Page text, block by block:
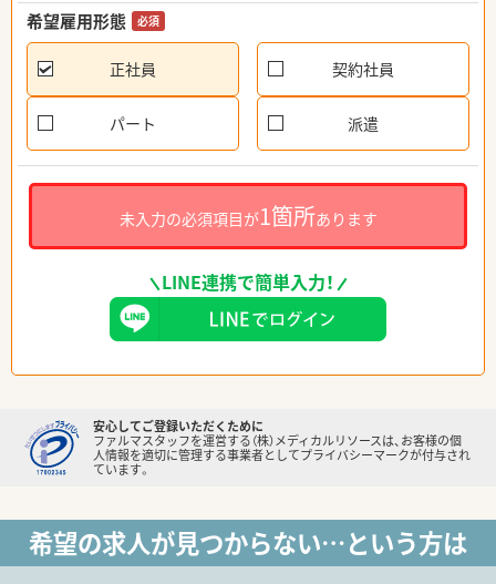
希望雇用形態 必須
正社員 契約社員
パート 派遣
未入力の必須項目が1箇所あります
LINE連携で簡単入力！
安心してご登録いただくために
ファルマスタッフを運営する（株）メディカルリソースは、お客様の個
人情報を適切に管理する事業者としてプライバシーマークが付与され
ています。
希望の求人が見つからない…という方は